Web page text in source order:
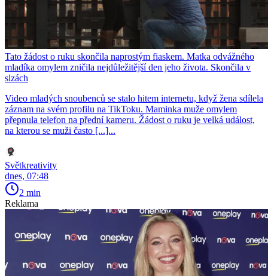
Tato žádost o ruku skončila naprostým fiaskem. Matka odvážného
mladíka omylem zničila nejdůležitější den jeho života. Skončila v
slzách
Video mladých snoubenců se stalo hitem internetu, když žena sdílela
záznam na svém profilu na TikToku. Maminka muže omylem
přepnula telefon na přední kameru. Žádost o ruku je velká událost,
na kterou se muži často [...]...
Světkreativity
dnes, 07:48
2 min
Reklama